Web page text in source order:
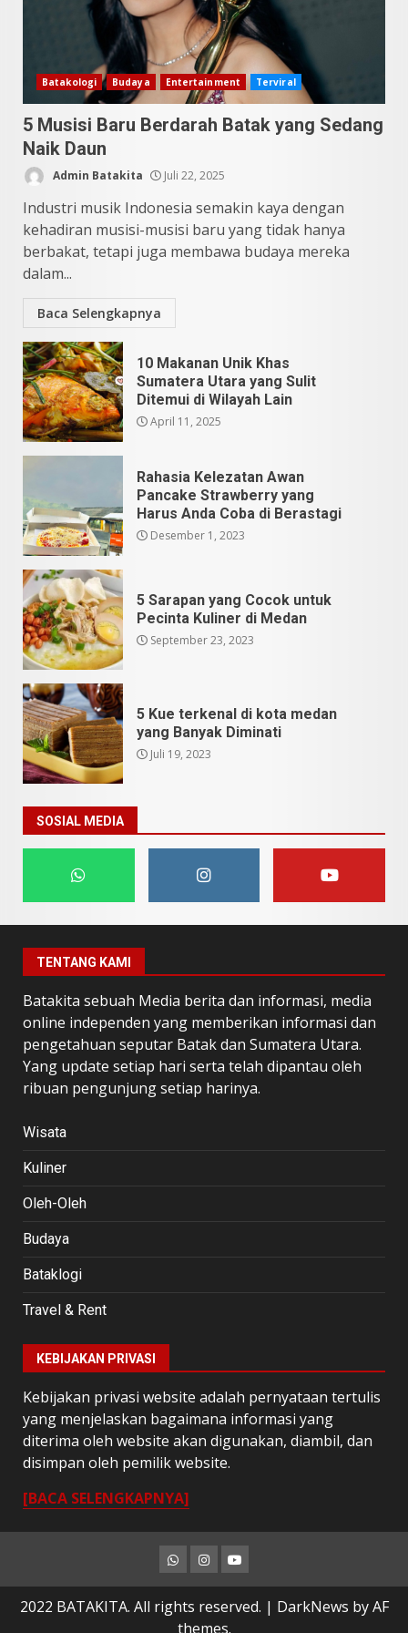
Juni 11, 2026
5
10 Kontroversial Orang Batak
Sering Jadi Perdebatan
Mei 25, 2026
Batakologi Budaya Entertainment Terviral
5 Musisi Baru Berdarah Batak yang Sedang
Naik Daun
Admin Batakita Juli 22, 2025
Industri musik Indonesia semakin kaya dengan
kehadiran musisi-musisi baru yang tidak hanya
berbakat, tetapi juga membawa budaya mereka
dalam...
Baca Selengkapnya
10 Makanan Unik Khas
Sumatera Utara yang Sulit
Ditemui di Wilayah Lain
April 11, 2025
Rahasia Kelezatan Awan
Pancake Strawberry yang
Harus Anda Coba di Berastagi
Desember 1, 2023
5 Sarapan yang Cocok untuk
Pecinta Kuliner di Medan
September 23, 2023
5 Kue terkenal di kota medan
yang Banyak Diminati
Juli 19, 2023
SOSIAL MEDIA
TENTANG KAMI
Batakita sebuah Media berita dan informasi, media
online independen yang memberikan informasi dan
pengetahuan seputar Batak dan Sumatera Utara.
Yang update setiap hari serta telah dipantau oleh
ribuan pengunjung setiap harinya.
Wisata
Kuliner
Oleh-Oleh
Budaya
Bataklogi
Travel & Rent
KEBIJAKAN PRIVASI
Kebijakan privasi website adalah pernyataan tertulis
yang menjelaskan bagaimana informasi yang
diterima oleh website akan digunakan, diambil, dan
disimpan oleh pemilik website.
[BACA SELENGKAPNYA]
Whatsapp
Instagram
Youtube
2022 BATAKITA. All rights reserved. | DarkNews by AF
themes.